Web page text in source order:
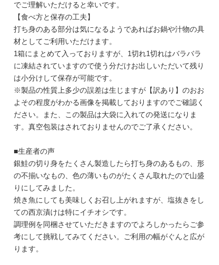
でご理解いただけると幸いです。
【食べ方と保存の工夫】
打ち身のある部分は気になるようであればお鍋や汁物の具
材としてご利用いただけます。
1箱にまとめて入っておりますが、1切れ1切れはバラバラ
に凍結されていますので使う分だけお出しいただいて残り
は小分けして保存が可能です。
※製品の性質上多少の誤差は生じますが【訳あり】のおお
よその程度がわかる画像を掲載しておりますのでご確認く
ださい。また、この製品は大袋に入れての発送になりま
す。真空包装はされておりませんのでご了承ください。
■生産者の声
銀鮭の切り身をたくさん製造したら打ち身のあるもの、形
の不揃いなもの、色の薄いものがたくさん取れたので山盛
りにしてみました。
焼き魚にしても美味しくお召し上がれますが、塩抜きをし
ての西京漬けは特にイチオシです。
調理例を同梱させていただきますのでよろしかったらご参
考にして挑戦してみてください。ご利用の幅がぐんと広が
ります。